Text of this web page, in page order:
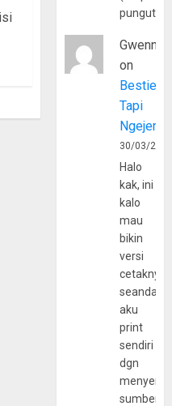
Gwenny
on
Bestie
Tapi
30/03/
Halo
kak, ini
kalo
mau
bikin
versi
cetaknya
aku
print
sendiri
dgn
sumber